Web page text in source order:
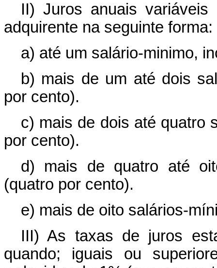
II) Juros anuais
adquirente na seguinte forma:
a) até um salário-minimo,
b) mais de um até dois
por cento).
c) mais de dois até quatro
por cento).
d) mais de quatro até
(quatro por cento).
e) mais de oito salários-
III) As taxas de juros
quando; iguais ou